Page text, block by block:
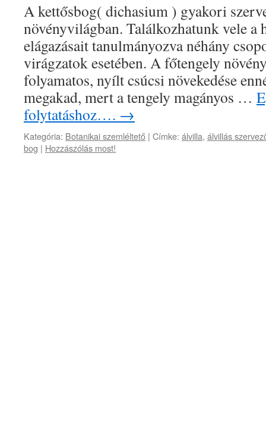
A kettősbog( dichasium ) gyakori
növényvilágban. Találkozhatunk vele a
elágazásait tanulmányozva néhány
virágzatok esetében. A főtengely
folyamatos, nyílt csúcsi növekedése
megakad, mert a tengely magányos …
folytatáshoz…. →
Kategória: Botanikai szemléltető | Címke: álvilla, álvillás
bog | Hozzászólás most!